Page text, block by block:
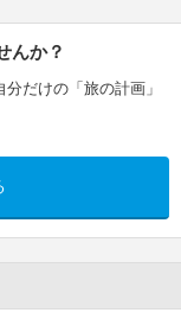
んか？
だけの「旅の計画」